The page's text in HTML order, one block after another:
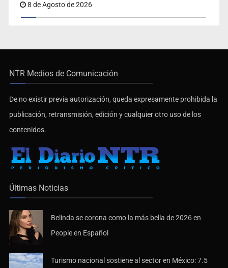
8 de Agosto de 2026
NTR Medios de Comunicación
De no existir previa autorización, queda expresamente prohibida la
publicación, retransmisión, edición y cualquier otro uso de los
contenidos.
Últimas Noticias
Belinda se corona como la más bella de 2026 en
People en Español
Turismo nacional sostiene al sector en México: 7.5